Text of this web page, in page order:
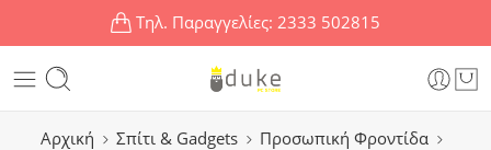
Τηλ. Παραγγελίες: 2333 502815
Αρχική Σπίτι & Gadgets
Προσωπική Φροντίδα